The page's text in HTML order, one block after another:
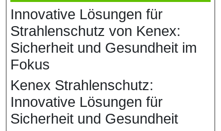
2025
Innovative Lösungen für
Strahlenschutz von Kenex:
Sicherheit und Gesundheit im
Fokus
Kenex Strahlenschutz:
Innovative Lösungen für
Sicherheit und Gesundheit